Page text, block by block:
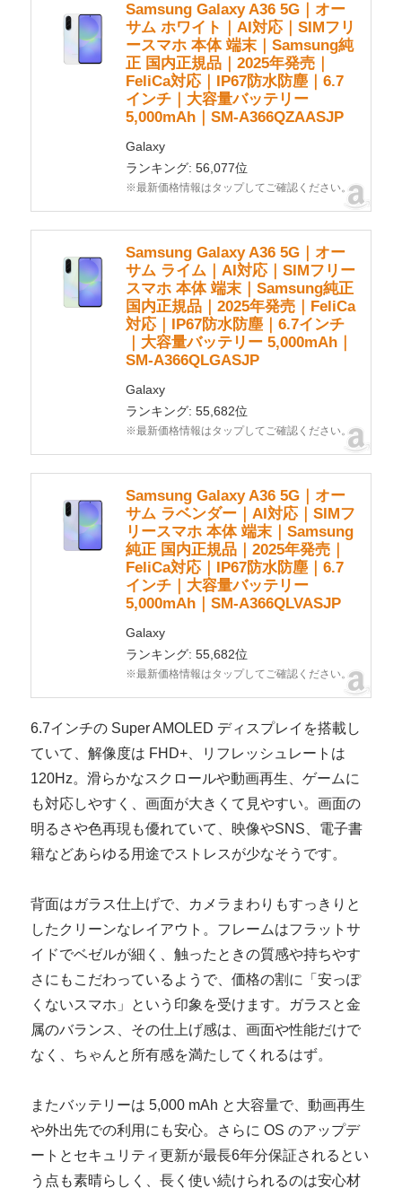
Samsung Galaxy A36 5G｜オー
サム ホワイト｜AI対応｜SIMフリ
ースマホ 本体 端末｜Samsung純
正 国内正規品｜2025年発売｜
FeliCa対応｜IP67防水防塵｜6.7
インチ｜大容量バッテリー
5,000mAh｜SM-A366QZAASJP
Galaxy
ランキング: 56,077位
※最新価格情報はタップしてご確認ください。
Samsung Galaxy A36 5G｜オー
サム ライム｜AI対応｜SIMフリー
スマホ 本体 端末｜Samsung純正
国内正規品｜2025年発売｜FeliCa
対応｜IP67防水防塵｜6.7インチ
｜大容量バッテリー 5,000mAh｜
SM-A366QLGASJP
Galaxy
ランキング: 55,682位
※最新価格情報はタップしてご確認ください。
Samsung Galaxy A36 5G｜オー
サム ラベンダー｜AI対応｜SIMフ
リースマホ 本体 端末｜Samsung
純正 国内正規品｜2025年発売｜
FeliCa対応｜IP67防水防塵｜6.7
インチ｜大容量バッテリー
5,000mAh｜SM-A366QLVASJP
Galaxy
ランキング: 55,682位
※最新価格情報はタップしてご確認ください。
6.7インチの Super AMOLED ディスプレイを搭載し
ていて、解像度は FHD+、リフレッシュレートは
120Hz。滑らかなスクロールや動画再生、ゲームに
も対応しやすく、画面が大きくて見やすい。画面の
明るさや色再現も優れていて、映像やSNS、電子書
籍などあらゆる用途でストレスが少なそうです。
背面はガラス仕上げで、カメラまわりもすっきりと
したクリーンなレイアウト。フレームはフラットサ
イドでベゼルが細く、触ったときの質感や持ちやす
さにもこだわっているようで、価格の割に「安っぽ
くないスマホ」という印象を受けます。ガラスと金
属のバランス、その仕上げ感は、画面や性能だけで
なく、ちゃんと所有感を満たしてくれるはず。
またバッテリーは 5,000 mAh と大容量で、動画再生
や外出先での利用にも安心。さらに OS のアップデ
ートとセキュリティ更新が最長6年分保証されるとい
う点も素晴らしく、長く使い続けられるのは安心材